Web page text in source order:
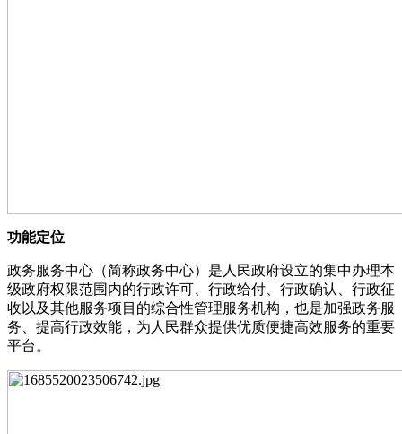
功能定位
政务服务中心（简称政务中心）是人民政府设立的集中办理本
级政府权限范围内的行政许可、行政给付、行政确认、行政征
收以及其他服务项目的综合性管理服务机构，也是加强政务服
务、提高行政效能，为人民群众提供优质便捷高效服务的重要
平台。